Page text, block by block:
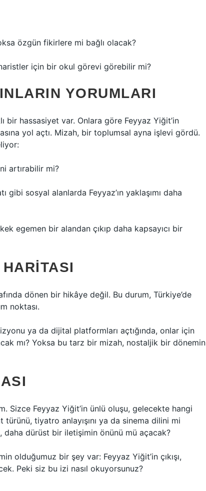
özgün fikirlere mi bağlı olacak?
için bir okul görevi görebilir mi?
YORUMLARI
bir hassasiyet var. Onlara göre Feyyaz Yiğit’in
yol açtı. Mizah, bir toplumsal ayna işlevi gördü.
artırabilir mi?
gibi sosyal alanlarda Feyyaz’ın yaklaşımı daha
egemen bir alandan çıkıp daha kapsayıcı bir
dönen bir hikâye değil. Bu durum, Türkiye’de
noktası.
ya da dijital platformları açtığında, onlar için
mı? Yoksa bu tarz bir mizah, nostaljik bir dönemin
Sizce Feyyaz Yiğit’in ünlü oluşu, gelecekte hangi
tiyatro anlayışını ya da sinema dilini mi
daha dürüst bir iletişimin önünü mü açacak?
olduğumuz bir şey var: Feyyaz Yiğit’in çıkışı,
Peki siz bu izi nasıl okuyorsunuz?